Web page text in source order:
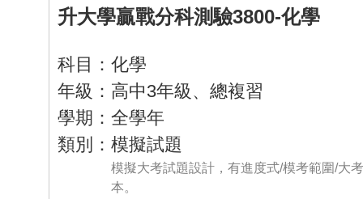
升大學贏戰分科測驗3800-化學
科目：化學
年級：高中3年級、總複習
學期：全學年
類別：模擬試題
模擬大考試題設計，有進度式/模考範圍/大
本。